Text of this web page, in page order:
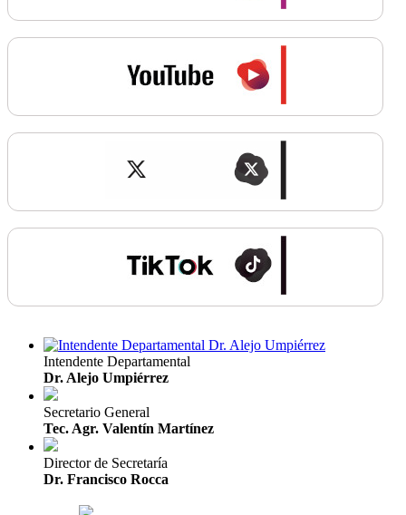
Intendente Departamental
Dr. Alejo Umpiérrez
Secretario General
Tec. Agr. Valentín Martínez
Director de Secretaría
Dr. Francisco Rocca